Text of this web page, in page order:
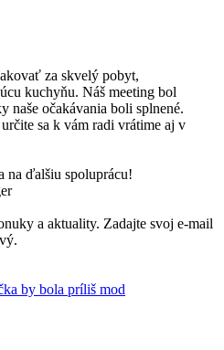
za skvelý pobyt,
kuchyňu. Náš meeting bol
naše očakávania boli splnené.
sa k vám radi vrátime aj v
na ďalšiu spoluprácu!
a aktuality. Zadajte svoj e-mail
by bola príliš mod